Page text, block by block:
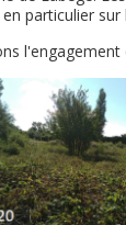
particulier sur